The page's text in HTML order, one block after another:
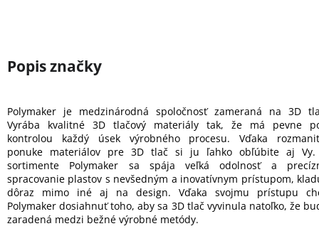
Polymaker je medzinárodná spoločnosť zameraná na 3D
Vyrába kvalitné 3D tlačový materiály tak, že má pevne
kontrolou každý úsek výrobného procesu. Vďaka
ponuke materiálov pre 3D tlač si ju ľahko obľúbite aj Vy.
sortimente Polymaker sa spája veľká odolnosť a
spracovanie plastov s nevšedným a inovatívnym prístupom,
dôraz mimo iné aj na design. Vďaka svojmu prístupu
Polymaker dosiahnuť toho, aby sa 3D tlač vyvinula natoľko, že
zaradená medzi bežné výrobné metódy.